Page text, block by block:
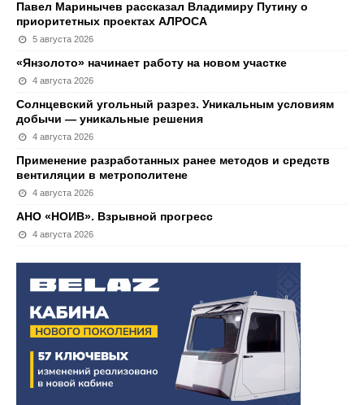
Павел Маринычев рассказал Владимиру Путину о
приоритетных проектах АЛРОСА
5 августа 2026
«Янзолото» начинает работу на новом участке
4 августа 2026
Солнцевский угольный разрез. Уникальным условиям
добычи — уникальные решения
4 августа 2026
Применение разработанных ранее методов и средств
вентиляции в метрополитене
4 августа 2026
АНО «НОИВ». Взрывной прогресс
4 августа 2026